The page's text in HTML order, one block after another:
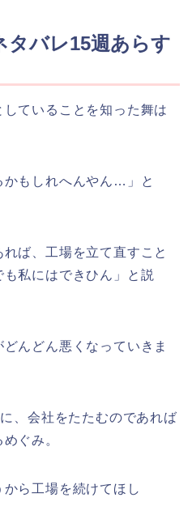
タバレ15週あらす
ていることを知った舞は
かもしれへんやん…」と
ば、工場を立て直すこと
私にはできひん」と説
んどん悪くなっていきま
、会社をたたむのであれば
ぐみ。
ら工場を続けてほし